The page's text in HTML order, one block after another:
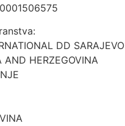
DD SARAJEVO
AND HERZEGOVINA